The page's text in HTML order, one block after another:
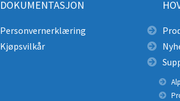
DOKUMENTASJON
Personvernerklæring
Kjøpsvilkår